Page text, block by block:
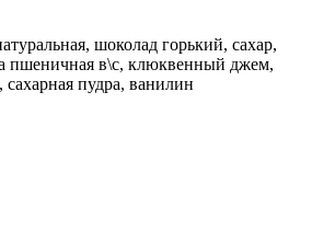
шоколад горький, сахар,
пшеничная в\с, клюквенный джем,
пудра, ванилин